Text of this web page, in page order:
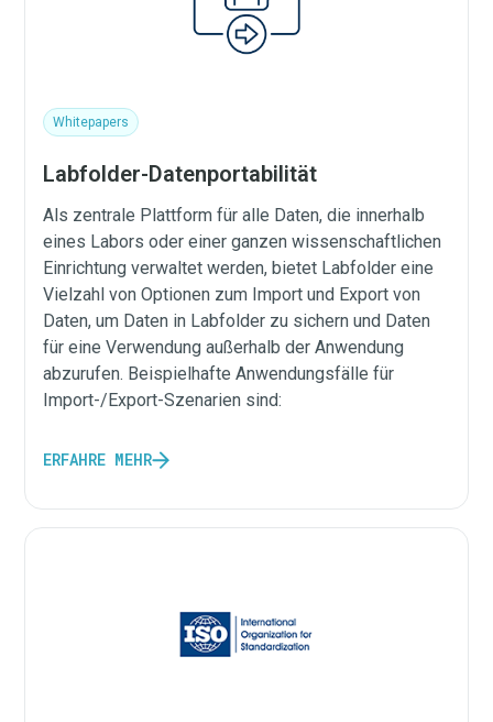
Whitepapers
Labfolder-Datenportabilität
Als zentrale Plattform für alle Daten, die innerhalb
eines Labors oder einer ganzen wissenschaftlichen
Einrichtung verwaltet werden, bietet Labfolder eine
Vielzahl von Optionen zum Import und Export von
Daten, um Daten in Labfolder zu sichern und Daten
für eine Verwendung außerhalb der Anwendung
abzurufen. Beispielhafte Anwendungsfälle für
Import-/Export-Szenarien sind:
ERFAHRE MEHR